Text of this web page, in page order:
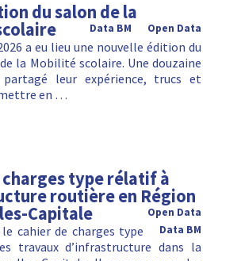
du salon de la
Open Data
Data BM
a eu lieu une nouvelle édition du
la Mobilité scolaire. Une douzaine
partagé leur expérience, trucs et
en …
charges type rélatif à
routière en Région
Capitale
Open Data
Data BM
cahier de charges type
travaux d’infrastructure dans la